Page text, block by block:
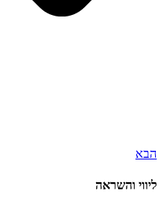
הבא
ליווי והשראה